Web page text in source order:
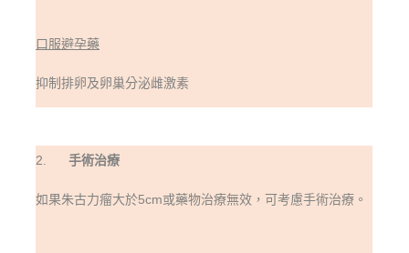
口服避孕藥
抑制排卵及卵巢分泌雌激素
2. 手術治療
如果朱古力瘤大於5cm或藥物治療無效，可考慮手術治療。